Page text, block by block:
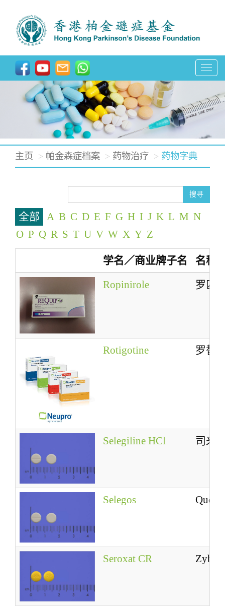
T
g
l
e
t
i
o
主页 帕金森症档案 药物治疗 药物字典
搜寻
全部 A B C D E F G H I J K L M N
O P Q R S T U V W X Y Z
学名／商业牌子名
名称
Ropinirole
罗匹
Rotigotine 罗替
Selegiline HCl 司来
Selegos
Seroxat CR